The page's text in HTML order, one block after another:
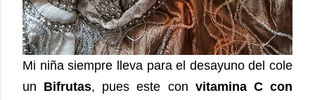
Mi niña siempre lleva para el desayuno del cole
un Bifrutas, pues este con vitamina C con